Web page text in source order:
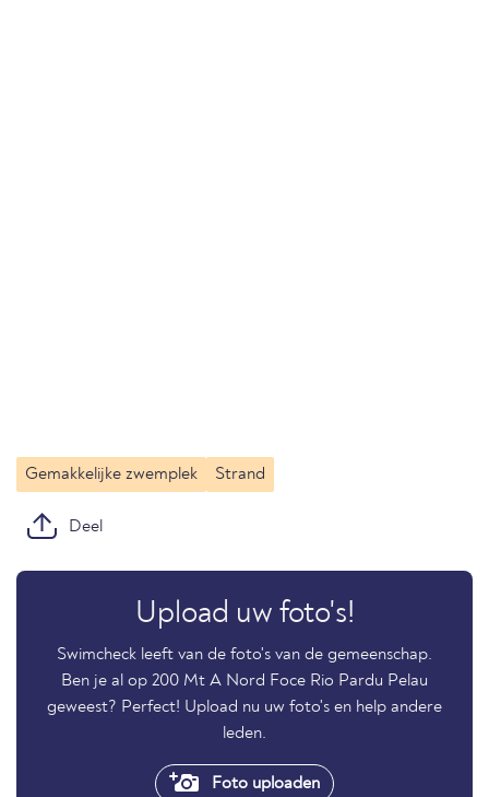
Gemakkelijke zwemplek Strand
Deel
Upload uw foto's!
Swimcheck leeft van de foto's van de gemeenschap.
Ben je al op 200 Mt A Nord Foce Rio Pardu Pelau
geweest? Perfect! Upload nu uw foto's en help andere
leden.
Foto uploaden